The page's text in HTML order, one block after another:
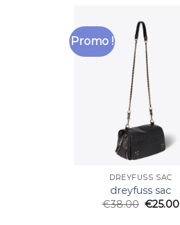
Promo !
DREYFUSS SAC
dreyfuss sac
€38.00 €25.00